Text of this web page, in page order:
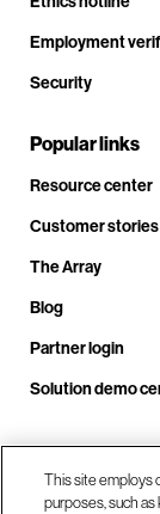
Employment
Security
Popular links
Resource center
Customer stories
The Array
Blog
Partner login
Solution demo
This site employs
purposes, such